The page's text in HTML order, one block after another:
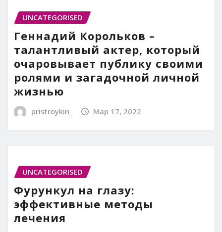
UNCATEGORISED
Геннадий Корольков –
талантливый актер, который
очаровывает публику своими
ролями и загадочной личной
жизнью
pristroykin_ Мар 17, 2022
UNCATEGORISED
Фурункул на глазу:
эффективные методы
лечения